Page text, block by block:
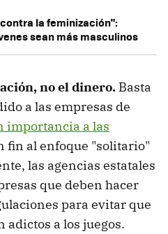
la feminización":
sean más masculinos
no el dinero. Basta
a las empresas de
importancia a las
fin al enfoque "solitario"
las agencias estatales
que deben hacer
para evitar que
adictos a los juegos.